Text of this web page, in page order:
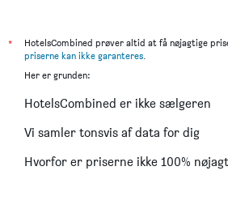
*
HotelsCombined prøver altid at få nøjagtige
priserne kan ikke garanteres.
Her er grunden:
HotelsCombined er ikke sælgeren
Vi samler tonsvis af data for dig
Hvorfor er priserne ikke 100%